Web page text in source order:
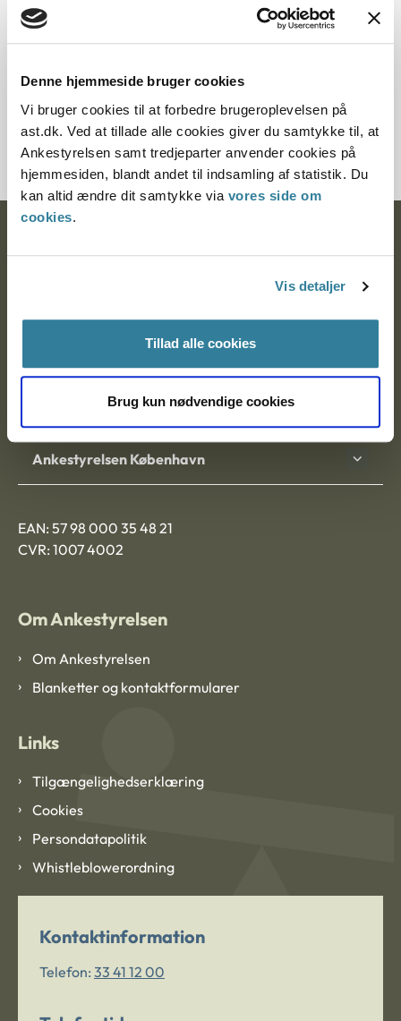
Denne hjemmeside bruger cookies
Vi bruger cookies til at forbedre brugeroplevelsen på
ast.dk. Ved at tillade alle cookies giver du samtykke til, at
Ankestyrelsen samt tredjeparter anvender cookies på
hjemmesiden, blandt andet til indsamling af statistik. Du
kan altid ændre dit samtykke via vores side om
cookies.
Vis detaljer
Tillad alle cookies
Brug kun nødvendige cookies
Paragraf
20095-89
Nytorv 7, 2. sal
Ankestyrelsen Aalborg
Ankestyrelsen København
EAN: 57 98 000 35 48 21
CVR: 1007 4002
Om Ankestyrelsen
Om Ankestyrelsen
Blanketter og kontaktformularer
Links
Tilgængelighedserklæring
Cookies
Persondatapolitik
Whistleblowerordning
Kontaktinformation
Telefon: 33 41 12 00